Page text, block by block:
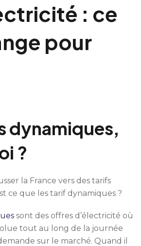
: ce
pour
dynamiques,
?
la France vers des tarifs
ce que les tarif dynamiques ?
sont des offres d’électricité où
tout au long de la journée
sur le marché. Quand il